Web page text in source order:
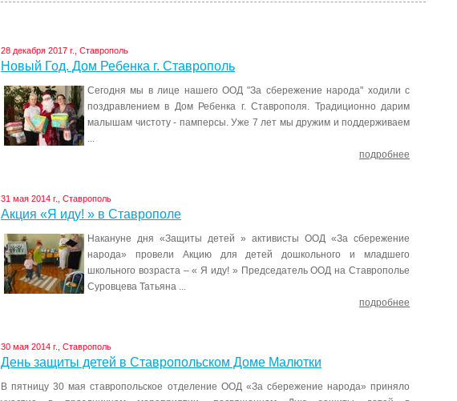
28 декабря 2017 г., Ставрополь
Новый Год. Дом Ребенка г. Ставрополь
Сегодня мы в лице нашего ООД "За сбережение народа" ходили с
поздравлением в Дом Ребенка г. Ставрополя. Традиционно дарим
малышам чистоту - памперсы. Уже 7 лет мы дружим и поддерживаем
...
подробнее
31 мая 2014 г., Ставрополь
Акция «Я иду! » в Ставрополе
Накануне дня «Защиты детей » активисты ООД «За сбережение
народа» провели Акцию для детей дошкольного и младшего
школьного возраста – « Я иду! » Председатель ООД на Ставрополье
Суровцева Татьяна ...
подробнее
30 мая 2014 г., Ставрополь
День защиты детей в Ставропольском Доме Малютки
В пятницу 30 мая ставропольское отделение ООД «За сбережение народа» приняло